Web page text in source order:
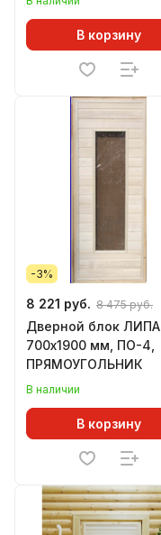
В корзину
-3%
8 221 руб. 8 475 руб.
Дверной блок ЛИПА
700х1900 мм, ПО-4,
ПРЯМОУГОЛЬНИК
В наличии
В корзину